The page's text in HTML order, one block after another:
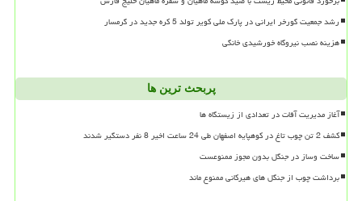
رشد جمعیت گورخر ایرانی در پارک ملی کویر تولد 5 کره جدید در گرمسار
هزینه نصب نیروگاه خورشیدی خانگی
پربحث ترین ها
آغاز مدیریت آفات در تعدادی از زیستگاه ها
کشف 2 تن چوب تاغ در کوهپایه اصفهان طی 24 ساعت اخیر 8 نفر دستگیر شدند
ساخت وساز در جنگل بدون مجوز ممنوعست
برداشت چوب از جنگل های هیرکانی ممنوع ماند